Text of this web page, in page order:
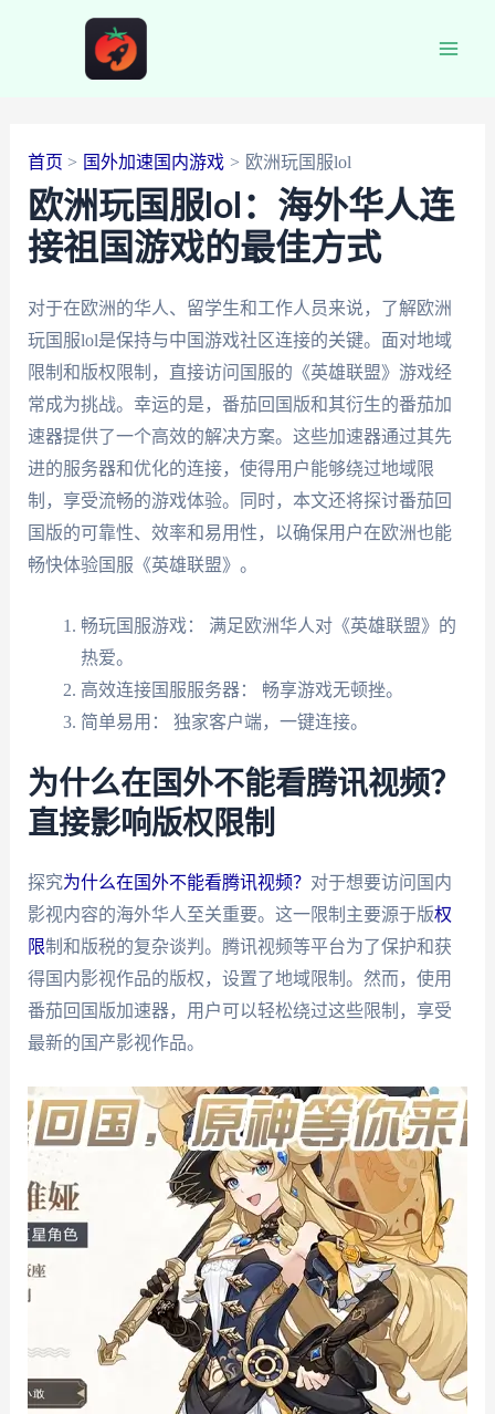
首页 国外加速国内游戏 欧洲玩国服lol
欧洲玩国服lol：海外华人连
接祖国游戏的最佳方式
对于在欧洲的华人、留学生和工作人员来说，了解欧洲
玩国服lol是保持与中国游戏社区连接的关键。面对地域
限制和版权限制，直接访问国服的《英雄联盟》游戏经
常成为挑战。幸运的是，番茄回国版和其衍生的番茄加
速器提供了一个高效的解决方案。这些加速器通过其先
进的服务器和优化的连接，使得用户能够绕过地域限
制，享受流畅的游戏体验。同时，本文还将探讨番茄回
国版的可靠性、效率和易用性，以确保用户在欧洲也能
畅快体验国服《英雄联盟》。
畅玩国服游戏： 满足欧洲华人对《英雄联盟》的
热爱。
高效连接国服服务器： 畅享游戏无顿挫。
简单易用： 独家客户端，一键连接。
为什么在国外不能看腾讯视频？
直接影响版权限制
探究为什么在国外不能看腾讯视频？ 对于想要访问国内
影视内容的海外华人至关重要。这一限制主要源于版权
限制和版税的复杂谈判。腾讯视频等平台为了保护和获
得国内影视作品的版权，设置了地域限制。然而，使用
番茄回国版加速器，用户可以轻松绕过这些限制，享受
最新的国产影视作品。